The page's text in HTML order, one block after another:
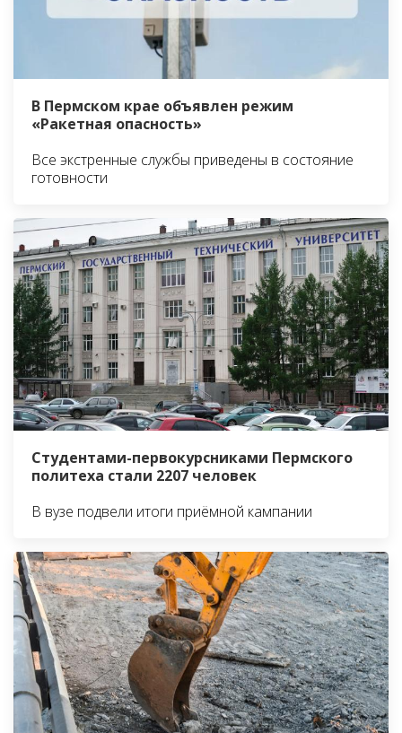
В Пермском крае объявлен режим
«Ракетная опасность»
Все экстренные службы приведены в состояние
готовности
Студентами-первокурсниками Пермского
политеха стали 2207 человек
В вузе подвели итоги приёмной кампании